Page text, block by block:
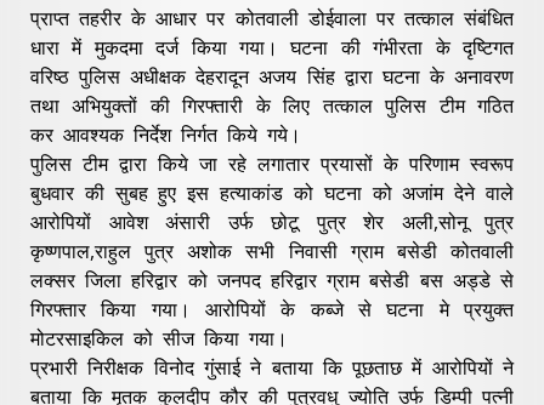
प्राप्त तहरीर के आधार पर कोतवाली डोईवाला पर तत्काल संबंधित
धारा में मुकदमा दर्ज किया गया। घटना की गंभीरता के दृष्टिगत
वरिष्ठ पुलिस अधीक्षक देहरादून अजय सिंह द्वारा घटना के अनावरण
तथा अभियुक्तों की गिरफ्तारी के लिए तत्काल पुलिस टीम गठित
कर आवश्यक निर्देश निर्गत किये गये।
पुलिस टीम द्वारा किये जा रहे लगातार प्रयासों के परिणाम स्वरूप
बुधवार की सुबह हुए इस हत्याकांड को घटना को अजांम देने वाले
आरोपियों आवेश अंसारी उर्फ छोटू पुत्र शेर अली,सोनू पुत्र
कृष्णपाल,राहुल पुत्र अशोक सभी निवासी ग्राम बसेडी कोतवाली
लक्सर जिला हरिद्वार को जनपद हरिद्वार ग्राम बसेडी बस अड्डे से
गिरफ्तार किया गया। आरोपियों के कब्जे से घटना मे प्रयुक्त
मोटरसाइकिल को सीज किया गया।
प्रभारी निरीक्षक विनोद गुंसाई ने बताया कि पूछताछ में आरोपियों ने
बताया कि मृतक कुलदीप कौर की पुत्रवधु ज्योति उर्फ डिम्पी पत्नी